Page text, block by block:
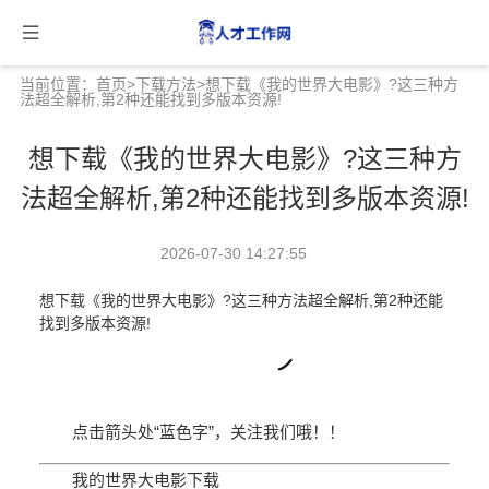
当前位置： 首页>下载方法>想下载《我的世界大电影》?这三种方
法超全解析,第2种还能找到多版本资源!
想下载《我的世界大电影》?这三种方
法超全解析,第2种还能找到多版本资源!
2026-07-30 14:27:55
想下载《我的世界大电影》?这三种方法超全解析,第2种还能
找到多版本资源!
点击箭头处“蓝色字”，关注我们哦！！
我的世界大电影下载